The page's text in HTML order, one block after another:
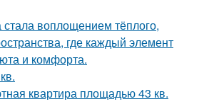
стала воплощением тёплого,
где каждый элемент
и комфорта.
квартира площадью 43 кв.